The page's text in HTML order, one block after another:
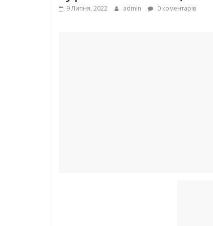
9 Липня, 2022 admin 0 коментарів